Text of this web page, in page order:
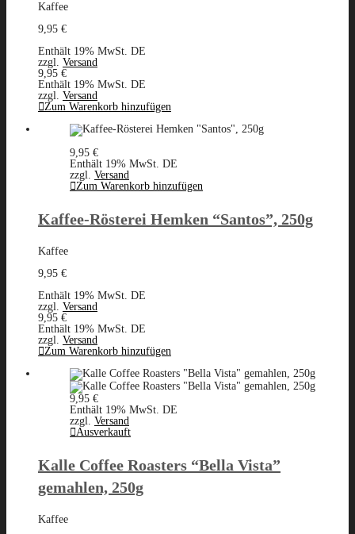
Kaffee
9,95 €
Enthält 19% MwSt. DE
zzgl. Versand
9,95 €
Enthält 19% MwSt. DE
zzgl. Versand
Zum Warenkorb hinzufügen
9,95 €
Enthält 19% MwSt. DE
zzgl. Versand
Zum Warenkorb hinzufügen
Kaffee-Rösterei Hemken “Santos”, 250g
Kaffee
9,95 €
Enthält 19% MwSt. DE
zzgl. Versand
9,95 €
Enthält 19% MwSt. DE
zzgl. Versand
Zum Warenkorb hinzufügen
9,95 €
Enthält 19% MwSt. DE
zzgl. Versand
Ausverkauft
Kalle Coffee Roasters “Bella Vista”
gemahlen, 250g
Kaffee